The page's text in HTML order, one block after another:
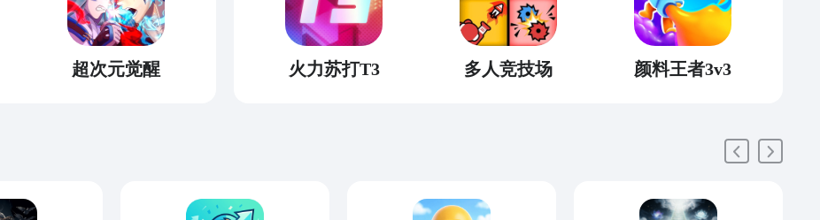
超次元觉醒 火力苏打T3 多人竞技场 颜料王者3v3